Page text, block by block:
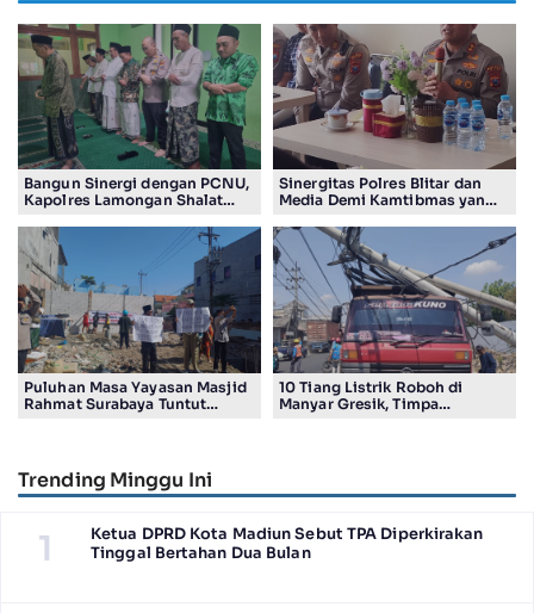
Bangun Sinergi dengan PCNU,
Kapolres Lamongan Shalat
Pengurus
Sinergitas Polres Blitar dan
Media Demi Kamtibmas yang
Puluhan Masa Yayasan Masjid
Rahmat Surabaya Tuntut
10 Tiang Listrik Roboh di
Manyar Gresik, Timpa
Trending Minggu Ini
1
Ketua DPRD Kota Madiun Sebut TPA Diperkirakan
Tinggal Bertahan Dua Bulan